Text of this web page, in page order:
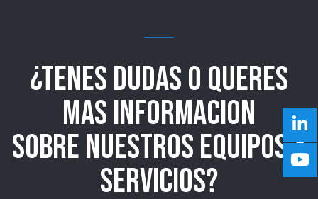
¿TENES DUDAS O QUERES
MAS INFORMACION
SOBRE NUESTROS EQUIPOS Y
SERVICIOS?